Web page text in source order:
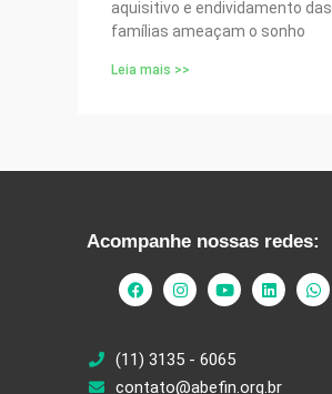
aquisitivo e endividamento das
famílias ameaçam o sonho
Leia mais >>
Acompanhe nossas redes:
(11) 3135 - 6065
contato@abefin.org.br